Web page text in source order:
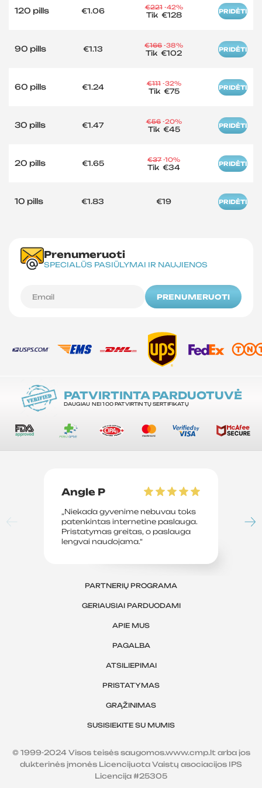
120 pills €1.06 €221 -42%
Tik €128 PRIDĖTI
90 pills €1.13 €166 -38%
Tik€102 PRIDĖTI
60 pills €1.24 €111 -32%
Tik €75 PRIDĖTI
30 pills €1.47 €56 -20%
Tik €45 PRIDĖTI
20 pills €1.65 €37 -10%
Tik€34 PRIDĖTI
10 pills €1.83 €19 PRIDĖTI
Prenumeruoti
SPECIALŪS PASIŪLYMAI IR NAUJIENOS
PRENUMERUOTI
PATVIRTINTA PARDUOTUVĖ
DAUGIAU NEI 100 PATVIRTINTŲ SERTIFIKATŲ
Angle P
„Niekada gyvenime nebuvau toks
patenkintas internetine paslauga.
Pristatymas greitas, o paslauga
lengvai naudojama.“
PARTNERIŲ PROGRAMA
GERIAUSIAI PARDUODAMI
APIE MUS
PAGALBA
ATSILIEPIMAI
PRISTATYMAS
GRĄŽINIMAS
SUSISIEKITE SU MUMIS
© 1999-2024 Visos teisės saugomos.www.cmp.lt arba jos
dukterinės įmonės Licencijuota Vaistų asociacijos IPS
Licencija #25305